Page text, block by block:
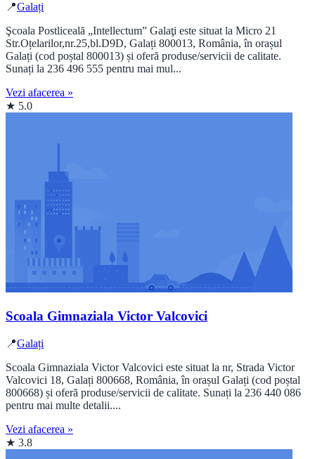
📍Galați
Şcoala Postliceală „Intellectum” Galaţi este situat la Micro 21
Str.Oțelarilor,nr.25,bl.D9D, Galați 800013, România, în orașul
Galați (cod poștal 800013) și oferă produse/servicii de calitate.
Sunați la 236 496 555 pentru mai mul...
Vezi afacerea »
★ 5.0
Scoala Gimnaziala Victor Valcovici
📍Galați
Scoala Gimnaziala Victor Valcovici este situat la nr, Strada Victor
Valcovici 18, Galați 800668, România, în orașul Galați (cod poștal
800668) și oferă produse/servicii de calitate. Sunați la 236 440 086
pentru mai multe detalii....
Vezi afacerea »
★ 3.8